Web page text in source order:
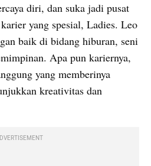
diri, dan suka jadi pusat
yang spesial, Ladies. Leo
baik di bidang hiburan, seni
Apa pun kariernya,
yang memberinya
kreativitas dan